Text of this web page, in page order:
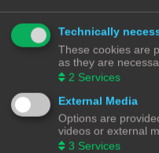
Handleidingen voor
Vragen rond de
printer horen hier.
Wil je zelf een printer
vraag. Dan is dit z'n plek.
Onderwerpen:13
Onderdelen
Technically
These cookies are
as they are
2 Services
External Media
Options are
videos or external
3 Services